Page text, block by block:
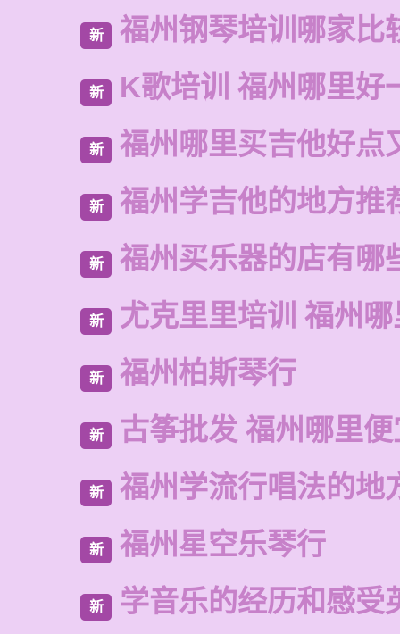
新 福州钢琴培训哪家比
新 K歌培训 福州哪里好
新 福州哪里买吉他好点
新 福州学吉他的地方推
新 福州买乐器的店有哪
新 尤克里里培训 福州
新 福州柏斯琴行
新 古筝批发 福州哪里
新 福州学流行唱法的地
新 福州星空乐琴行
新 学音乐的经历和感受